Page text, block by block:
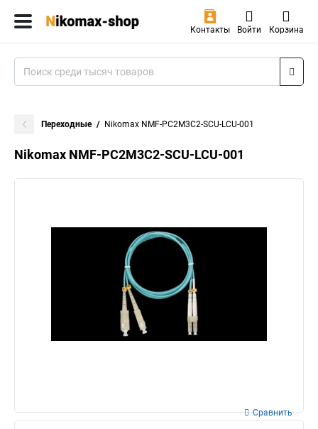
Контакты Войти Корзина
Переходные Nikomax NMF-PC2M3C2-SCU-LCU-001
Nikomax NMF-PC2M3C2-SCU-LCU-001
Сравнить